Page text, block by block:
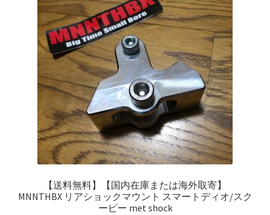
【送料無料】【国内在庫または海外取寄】
MNNTHBX リアショックマウント スマートディオ/スク
ーピー met shock